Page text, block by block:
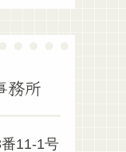
務所
11-1号